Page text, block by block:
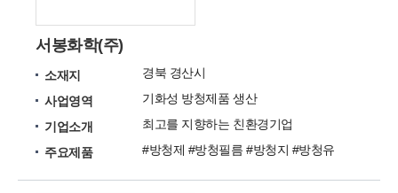
서봉화학(주)
소재지
경북 경산시
사업영역
기화성 방청제품 생산
기업소개
최고를 지향하는 친환경기업
주요제품
#방청제 #방청필름 #방청지 #방청유